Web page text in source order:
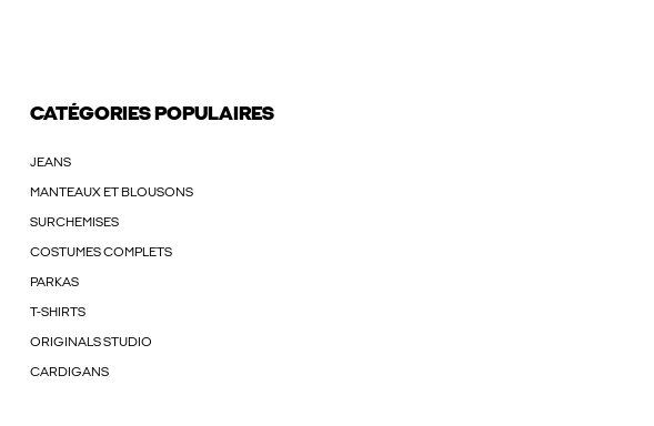
CATÉGORIES POPULAIRES
JEANS
MANTEAUX ET BLOUSONS
SURCHEMISES
COSTUMES COMPLETS
PARKAS
T-SHIRTS
ORIGINALS STUDIO
CARDIGANS